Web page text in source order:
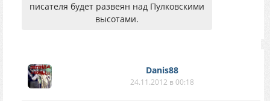
писателя будет развеян над Пулковскими
высотами.
Danis88
24.11.2012 в 00:18